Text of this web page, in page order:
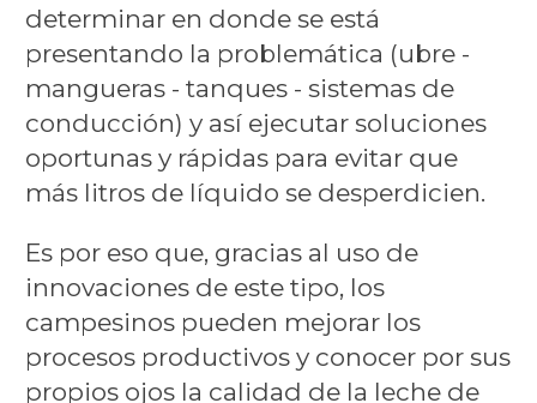
determinar en donde se está
presentando la problemática (ubre -
mangueras - tanques - sistemas de
conducción) y así ejecutar soluciones
oportunas y rápidas para evitar que
más litros de líquido se desperdicien.
Es por eso que, gracias al uso de
innovaciones de este tipo, los
campesinos pueden mejorar los
procesos productivos y conocer por sus
propios ojos la calidad de la leche de